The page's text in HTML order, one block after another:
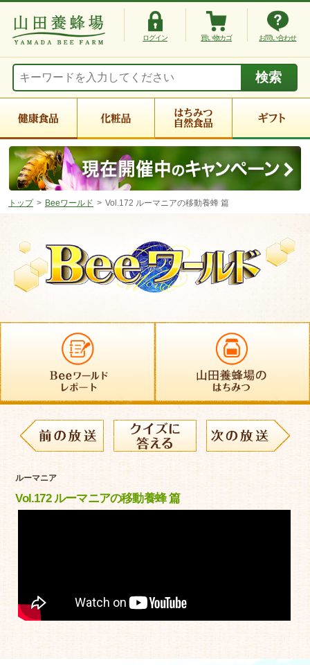
ログイン 買い物カゴ お問い合わせ
トップ Beeワールド Vol.172 ルーマニアの移動養蜂 篇
ルーマニア
Vol.172 ルーマニアの移動養蜂 篇